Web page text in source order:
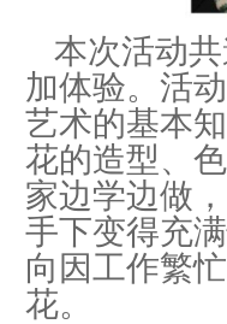
本次活动
加体验。活
艺术的基本
花的造型、
家边学边做
手下变得充
向因工作繁
花。